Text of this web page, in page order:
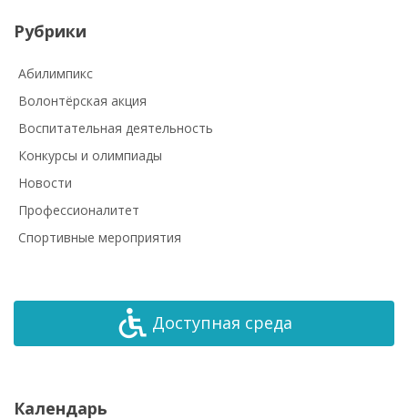
Рубрики
Абилимпикс
Волонтёрская акция
Воспитательная деятельность
Конкурсы и олимпиады
Новости
Профессионалитет
Спортивные мероприятия
Доступная среда
Календарь